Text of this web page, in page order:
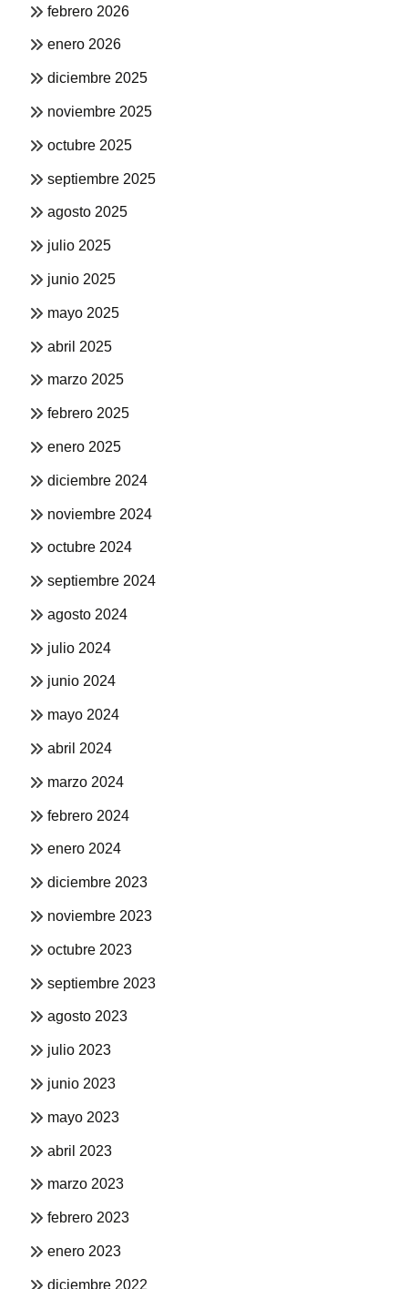
febrero 2026
enero 2026
diciembre 2025
noviembre 2025
octubre 2025
septiembre 2025
agosto 2025
julio 2025
junio 2025
mayo 2025
abril 2025
marzo 2025
febrero 2025
enero 2025
diciembre 2024
noviembre 2024
octubre 2024
septiembre 2024
agosto 2024
julio 2024
junio 2024
mayo 2024
abril 2024
marzo 2024
febrero 2024
enero 2024
diciembre 2023
noviembre 2023
octubre 2023
septiembre 2023
agosto 2023
julio 2023
junio 2023
mayo 2023
abril 2023
marzo 2023
febrero 2023
enero 2023
diciembre 2022